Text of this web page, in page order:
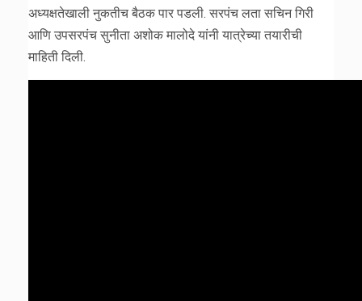
अध्यक्षतेखाली नुकतीच बैठक पार पडली. सरपंच लता सचिन गिरी
आणि उपसरपंच सुनीता अशोक मालोदे यांनी यात्रेच्या तयारीची
माहिती दिली.